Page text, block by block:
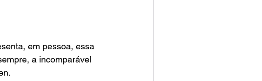
em pessoa, essa
a incomparável